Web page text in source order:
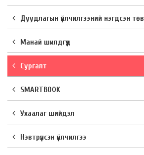
Дуудлагын үйлчилгээний нэгдсэн төв
Манай шилдгүүд
Сургалт
SMARTBOOK
Ухаалаг шийдэл
Нэвтрүүлсэн үйлчилгээ